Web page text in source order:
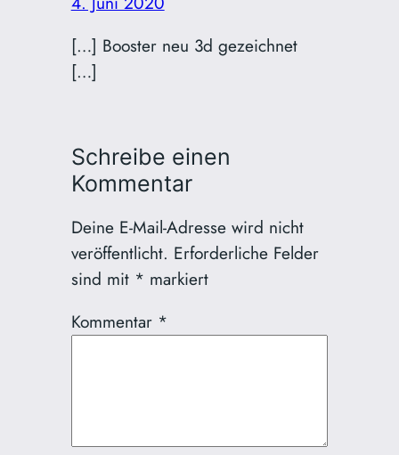
[…] Booster neu 3d gezeichnet
[…]
Schreibe einen
Kommentar
Deine E-Mail-Adresse wird nicht
veröffentlicht. Erforderliche Felder
sind mit * markiert
Kommentar *